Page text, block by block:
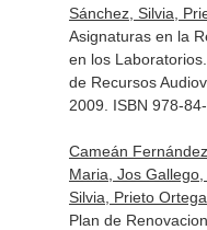
Sánchez, Silvia,
Asignaturas en la
en los
de Recursos
2009. ISBN 978-
Cameán
Maria, Jos
Silvia, Prieto
Plan de